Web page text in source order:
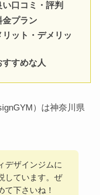
口コミ・評判
金プラン
ット・デメリッ
すめな人
）は神奈川県
デザインジムに
しています。ぜ
て下さいね！